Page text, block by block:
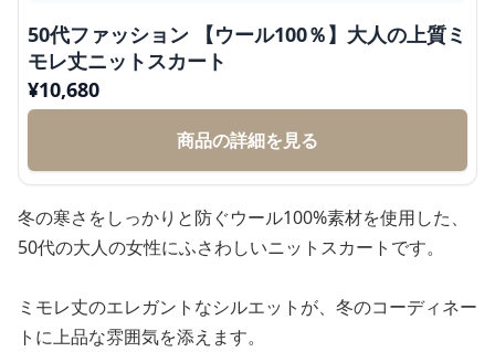
50代ファッション 【ウール100％】大人の上質ミ
モレ丈ニットスカート
¥10,680
商品の詳細を見る
冬の寒さをしっかりと防ぐウール100%素材を使用した、
50代の大人の女性にふさわしいニットスカートです。
ミモレ丈のエレガントなシルエットが、冬のコーディネー
トに上品な雰囲気を添えます。